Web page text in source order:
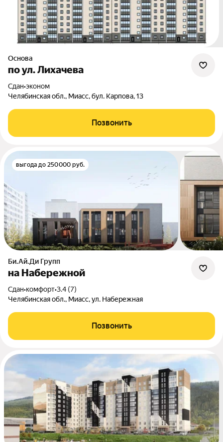
Основа
по ул. Лихачева
Сдан•эконом
Челябинская обл., Миасс, бул. Карпова, 13
Позвонить
выгода до 250000 руб.
Би.Ай.Ди Групп
на Набережной
Сдан•комфорт•3.4 (7)
Челябинская обл., Миасс, ул. Набережная
Позвонить